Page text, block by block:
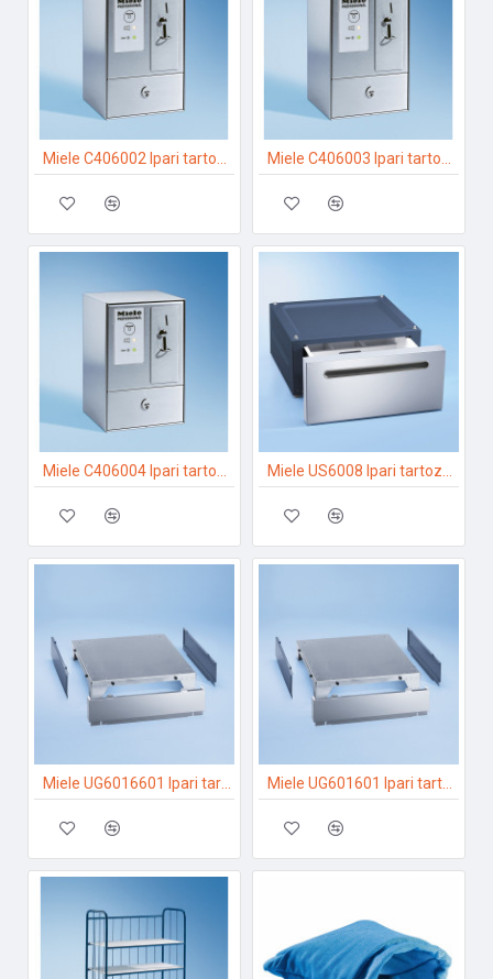
Miele C406002 Ipari tartozékok Miele C406003 Ipari tartozékok
Miele UG601601 Ipari tartozékok